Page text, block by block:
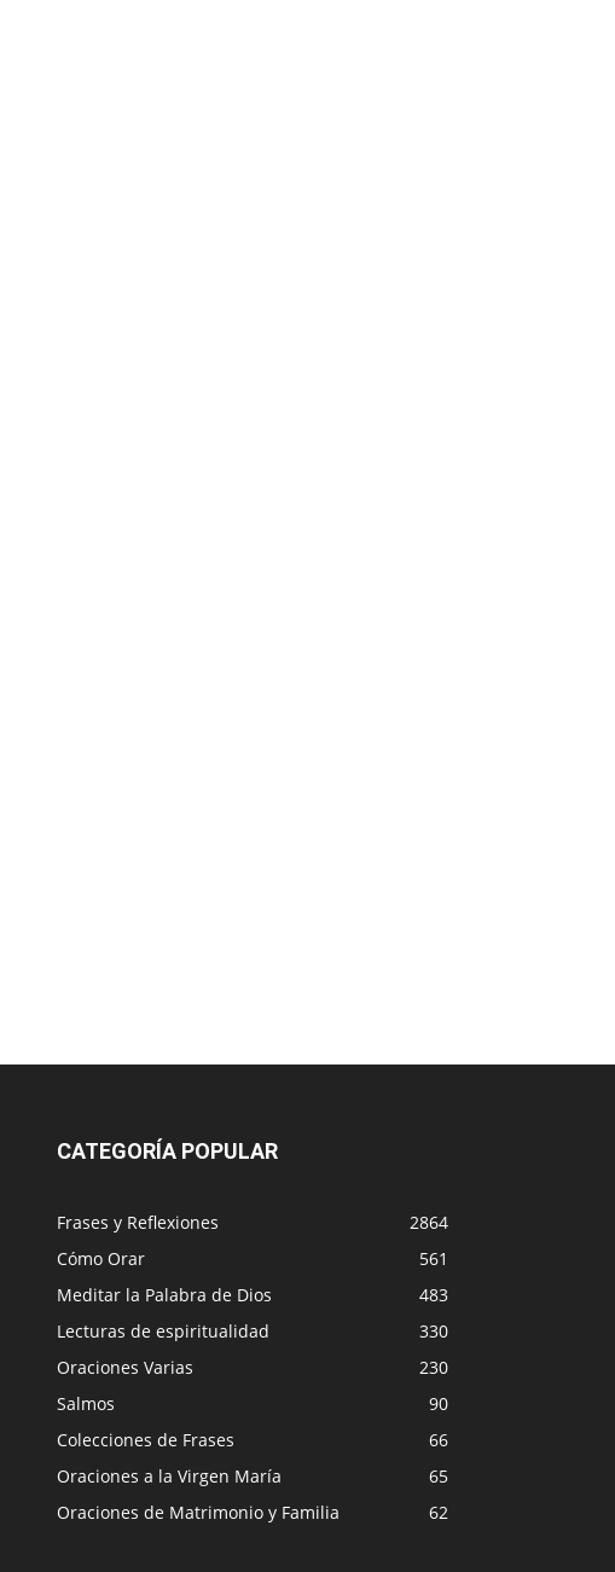
CATEGORÍA POPULAR
Frases y Reflexiones
2864
Cómo Orar
561
Meditar la Palabra de Dios
483
Lecturas de espiritualidad
330
Oraciones Varias
230
Salmos
90
Colecciones de Frases
66
Oraciones a la Virgen María
65
Oraciones de Matrimonio y Familia
62